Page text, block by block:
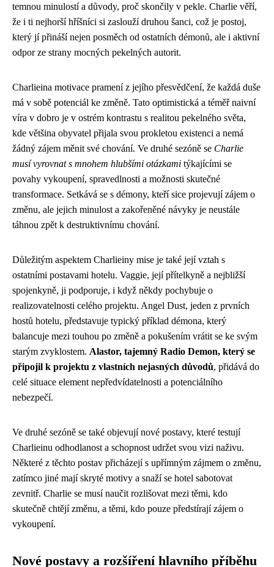
temnou minulostí a důvody, proč skončily v pekle. Charlie věří,
že i ti nejhorší hříšníci si zaslouží druhou šanci, což je postoj,
který jí přináší nejen posměch od ostatních démonů, ale i aktivní
odpor ze strany mocných pekelných autorit.
Charlieina motivace pramení z jejího přesvědčení, že každá duše
má v sobě potenciál ke změně. Tato optimistická a téměř naivní
víra v dobro je v ostrém kontrastu s realitou pekelného světa,
kde většina obyvatel přijala svou prokletou existenci a nemá
žádný zájem měnit své chování. Ve druhé sezóně se Charlie
musí vyrovnat s mnohem hlubšími otázkami týkajícími se
povahy vykoupení, spravedlnosti a možnosti skutečné
transformace. Setkává se s démony, kteří sice projevují zájem o
změnu, ale jejich minulost a zakořeněné návyky je neustále
táhnou zpět k destruktivnímu chování.
Důležitým aspektem Charlieiny mise je také její vztah s
ostatními postavami hotelu. Vaggie, její přítelkyně a nejbližší
spojenkyně, ji podporuje, i když někdy pochybuje o
realizovatelnosti celého projektu. Angel Dust, jeden z prvních
hostů hotelu, představuje typický příklad démona, který
balancuje mezi touhou po změně a pokušením vrátit se ke svým
starým zvyklostem. Alastor, tajemný Radio Demon, který se
připojil k projektu z vlastních nejasných důvodů, přidává do
celé situace element nepředvídatelnosti a potenciálního
nebezpečí.
Ve druhé sezóně se také objevují nové postavy, které testují
Charlieinu odhodlanost a schopnost udržet svou vizi naživu.
Některé z těchto postav přicházejí s upřímným zájmem o změnu,
zatímco jiné mají skryté motivy a snaží se hotel sabotovat
zevnitř. Charlie se musí naučit rozlišovat mezi těmi, kdo
skutečně chtějí změnu, a těmi, kdo pouze předstírají zájem o
vykoupení.
Nové postavy a rozšíření hlavního příběhu